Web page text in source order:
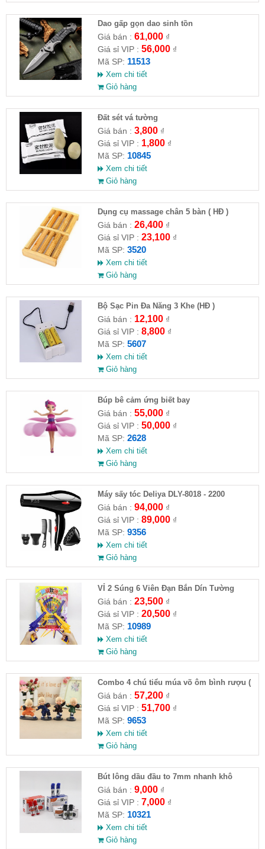
Dao gấp gọn dao sinh tồn
Giá bán : 61,000₫
Giá sỉ VIP : 56,000₫
Mã SP: 11513
Xem chi tiết
Giỏ hàng
Đất sét vá tường
Giá bán : 3,800₫
Giá sỉ VIP : 1,800₫
Mã SP: 10845
Xem chi tiết
Giỏ hàng
Dụng cụ massage chân 5 bàn ( HĐ )
Giá bán : 26,400₫
Giá sỉ VIP : 23,100₫
Mã SP: 3520
Xem chi tiết
Giỏ hàng
Bộ Sạc Pin Đa Năng 3 Khe (HĐ )
Giá bán : 12,100₫
Giá sỉ VIP : 8,800₫
Mã SP: 5607
Xem chi tiết
Giỏ hàng
​Búp bê cảm ứng biết bay
Giá bán : 55,000₫
Giá sỉ VIP : 50,000₫
Mã SP: 2628
Xem chi tiết
Giỏ hàng
Máy sấy tóc Deliya DLY-8018 - 2200
Giá bán : 94,000₫
Giá sỉ VIP : 89,000₫
Mã SP: 9356
Xem chi tiết
Giỏ hàng
VỈ 2 Súng 6 Viên Đạn Bắn Dín Tường
Giá bán : 23,500₫
Giá sỉ VIP : 20,500₫
Mã SP: 10989
Xem chi tiết
Giỏ hàng
Combo 4 chú tiểu múa võ ôm bình rượu (
HĐ )
Giá bán : 57,200₫
Giá sỉ VIP : 51,700₫
Mã SP: 9653
Xem chi tiết
Giỏ hàng
Bút lông dầu đầu to 7mm nhanh khô
Giá bán : 9,000₫
Giá sỉ VIP : 7,000₫
Mã SP: 10321
Xem chi tiết
Giỏ hàng